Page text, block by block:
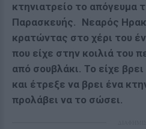
κτηνιατρείο το απόγευμα
Παρασκευής. Νεαρός
κρατώντας στο χέρι του
που είχε στην κοιλιά του
από σουβλάκι. Το είχε
και έτρεξε να βρει ένα
προλάβει να το σώσει.